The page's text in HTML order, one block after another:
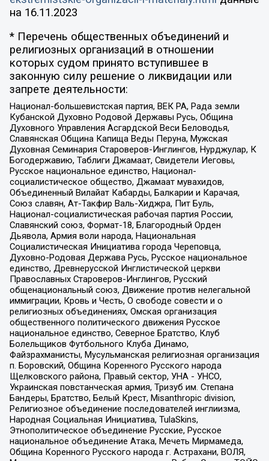
на 16.11.2023
* Перечень общественных объединений и
религиозных организаций в отношении
которых судом принято вступившее в
законную силу решение о ликвидации или
запрете деятельности:
Национал-большевистская партия, ВЕК РА, Рада земли
Кубанской Духовно Родовой Державы Русь, Община
Духовного Управления Асгардской Веси Беловодья,
Славянская Община Капища Веды Перуна, Мужская
Духовная Семинария Староверов-Инглингов, Нурджулар, К
Богодержавию, Таблиги Джамаат, Свидетели Иеговы,
Русское национальное единство, Национал-
социалистическое общество, Джамаат мувахидов,
Объединенный Вилайат Кабарды, Балкарии и Карачая,
Союз славян, Ат-Такфир Валь-Хиджра, Пит Буль,
Национал-социалистическая рабочая партия России,
Славянский союз, Формат-18, Благородный Орден
Дьявола, Армия воли народа, Национальная
Социалистическая Инициатива города Череповца,
Духовно-Родовая Держава Русь, Русское национальное
единство, Древнерусской Инглистической церкви
Православных Староверов-Инглингов, Русский
общенациональный союз, Движение против нелегальной
иммиграции, Кровь и Честь, О свободе совести и о
религиозных объединениях, Омская организация
общественного политического движения Русское
национальное единство, Северное Братство, Клуб
Болельщиков Футбольного Клуба Динамо,
Файзрахманисты, Мусульманская религиозная организация
п. Боровский, Община Коренного Русского народа
Щелковского района, Правый сектор, УНА - УНСО,
Украинская повстанческая армия, Тризуб им. Степана
Бандеры, Братство, Белый Крест, Misanthropic division,
Религиозное объединение последователей инглиизма,
Народная Социальная Инициатива, TulaSkins,
Этнополитическое объединение Русские, Русское
национальное объединение Атака, Мечеть Мирмамеда,
Община Коренного Русского народа г. Астрахани, ВОЛЯ,